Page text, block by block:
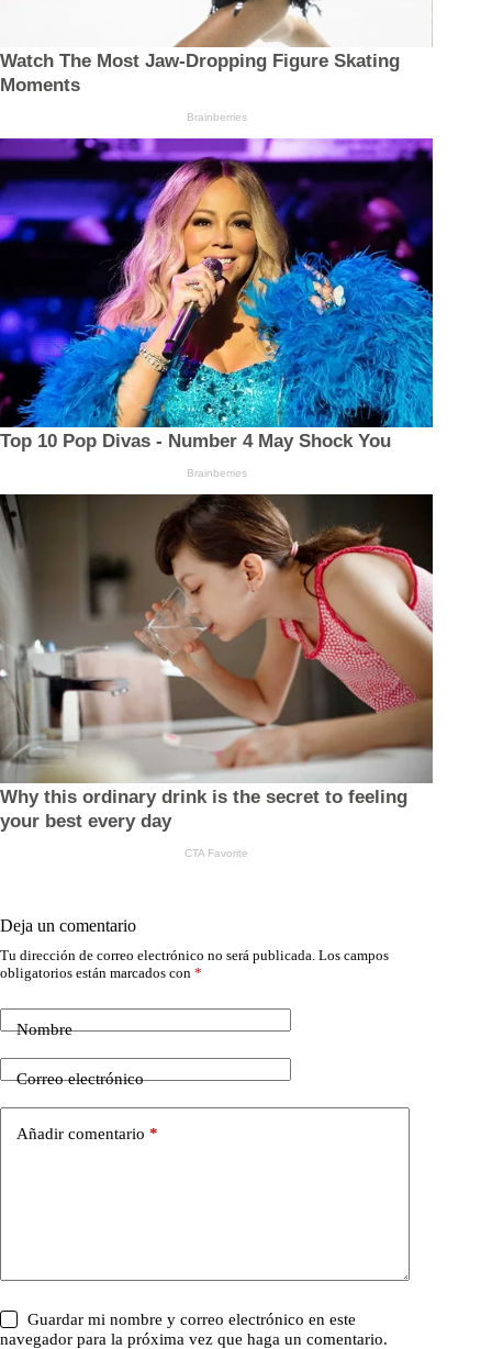
Deja un comentario
Tu dirección de correo electrónico no será publicada. Los campos
obligatorios están marcados con *
Nombre
Correo electrónico
Añadir comentario *
Guardar mi nombre y correo electrónico en este
navegador para la próxima vez que haga un comentario.